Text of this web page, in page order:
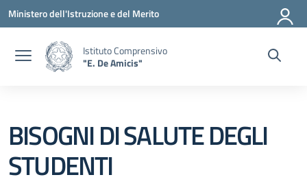
Vai ai contenuti
Vai al menu di navigazione
Vai al footer
Ministero dell'Istruzione e del Merito
Istituto Comprensivo
"E. De Amicis"
BISOGNI DI SALUTE DEGLI
STUDENTI